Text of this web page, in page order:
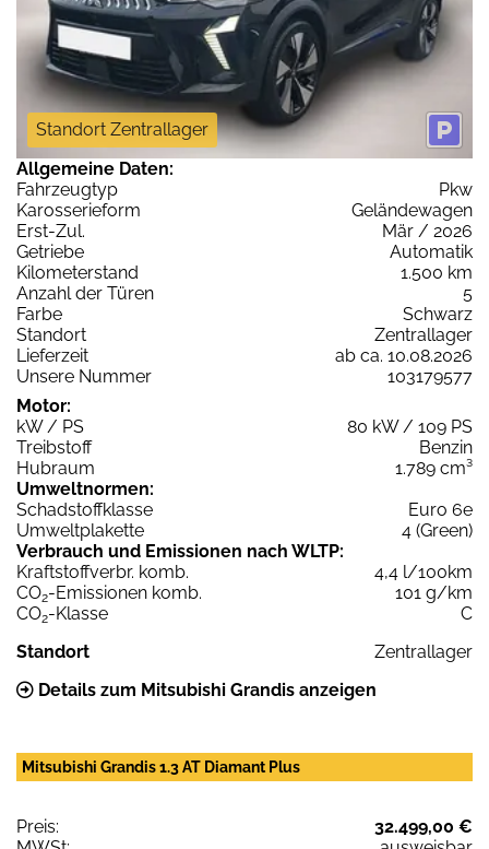
Standort Zentrallager
Allgemeine Daten:
Fahrzeugtyp
Pkw
Karosserieform
Geländewagen
Erst-Zul.
Mär / 2026
Getriebe
Automatik
Kilometerstand
1.500 km
Anzahl der Türen
5
Farbe
Schwarz
Standort
Zentrallager
Lieferzeit
ab ca. 10.08.2026
Unsere Nummer
103179577
Motor:
kW / PS
80 kW / 109 PS
Treibstoff
Benzin
Hubraum
1.789 cm³
Umweltnormen:
Schadstoffklasse
Euro 6e
Umweltplakette
4 (Green)
Verbrauch und Emissionen nach WLTP:
Kraftstoffverbr. komb.
4,4 l/100km
CO2-Emissionen komb.
101 g/km
CO2-Klasse
C
Standort
Zentrallager
Details zum Mitsubishi Grandis anzeigen
Mitsubishi Grandis 1.3 AT Diamant Plus
Preis:
32.499,00 €